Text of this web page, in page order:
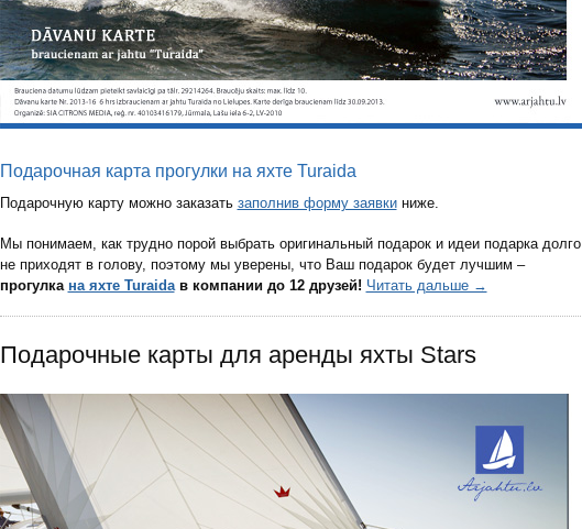
Подарочная карта прогулки на яхте Turaida
Подарочную карту можно заказать заполнив форму заявкиниже.
Мы понимаем, как трудно порой выбрать оригинальный подарок и идеи подарка долго
не приходят в голову, поэтому мы уверены, что Ваш подарок будет лучшим –
прогулка на яхте Turaidaв компании до 12 друзей! Читать дальше →
Подарочные карты для аренды яхты Stars